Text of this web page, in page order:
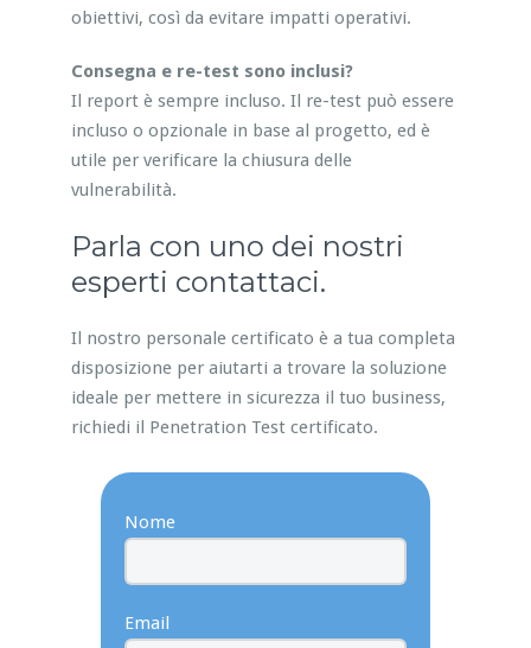
obiettivi, così da evitare impatti operativi.
Consegna e re-test sono inclusi?
Il report è sempre incluso. Il re-test può essere
incluso o opzionale in base al progetto, ed è
utile per verificare la chiusura delle
vulnerabilità.
Parla con uno dei nostri
esperti contattaci.
Il nostro personale certificato è a tua completa
disposizione per aiutarti a trovare la soluzione
ideale per mettere in sicurezza il tuo business,
richiedi il Penetration Test certificato.
Nome
Email